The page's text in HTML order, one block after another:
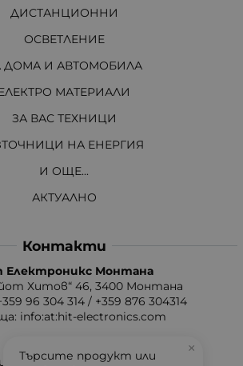
ДИСТАНЦИОННИ
ОСВЕТЛЕНИЕ
ДОМА И АВТОМОБИЛА
МАТЕРИАЛИ
ЗА ВАС ТЕХНИЦИ
НА ЕНЕРГИЯ
И ОЩЕ...
АКТУАЛНО
Контакти
Електроникс Монтана
Хитов“ 46, 3400 Монтана
96 304 314 / +359 876 304314
info:at:hit-electronics.com
до Петък: от 9:00 до 18:00 ч.
×
Търсите продукт или